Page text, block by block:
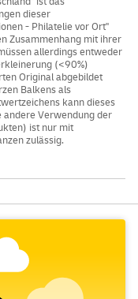
dieser
- Philatelie vor Ort"
Zusammenhang mit ihrer
allerdings entweder
(<90%)
Original abgebildet
Balkens als
kann dieses
andere Verwendung der
ist nur mit
zulässig.